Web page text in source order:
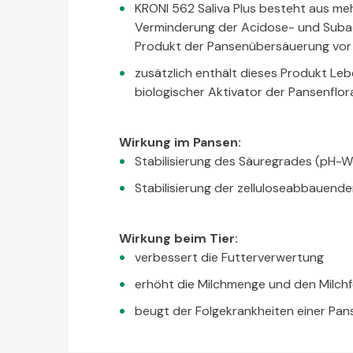
KRONI 562 Saliva Plus besteht aus
Verminderung der Acidose- und
Produkt der Pansenübersäuerung
zusätzlich enthält dieses Produkt
biologischer Aktivator der
Wirkung im Pansen:
Stabilisierung des Säuregrades (pH-
Stabilisierung der
Wirkung beim Tier:
verbessert die Futterverwertung
erhöht die Milchmenge und den
beugt der Folgekrankheiten einer